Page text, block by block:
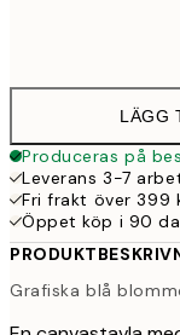
LÄGG
Produceras på
Leverans 3-7
Fri frakt över 399
Öppet köp i 90
Grafiska blå